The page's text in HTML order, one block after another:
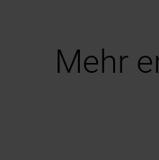
Mehr